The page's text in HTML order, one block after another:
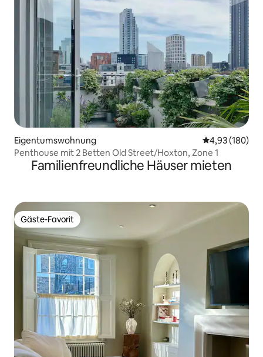
Eigentumswohnung
4,93 (180)
Penthouse mit 2 Betten Old Street/Hoxton, Zone 1
Familienfreundliche Häuser mieten
Gäste-Favorit
Gäste-Favorit